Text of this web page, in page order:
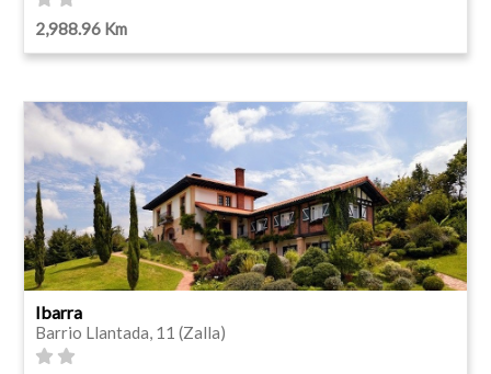
2,988.96 Km
Ibarra
Barrio Llantada, 11 (Zalla)